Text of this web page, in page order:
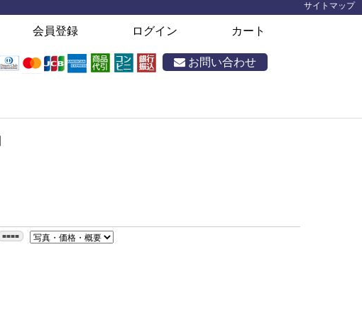
サイトマップ
会員登録 ログイン カート
お問い合わせ
■■■■